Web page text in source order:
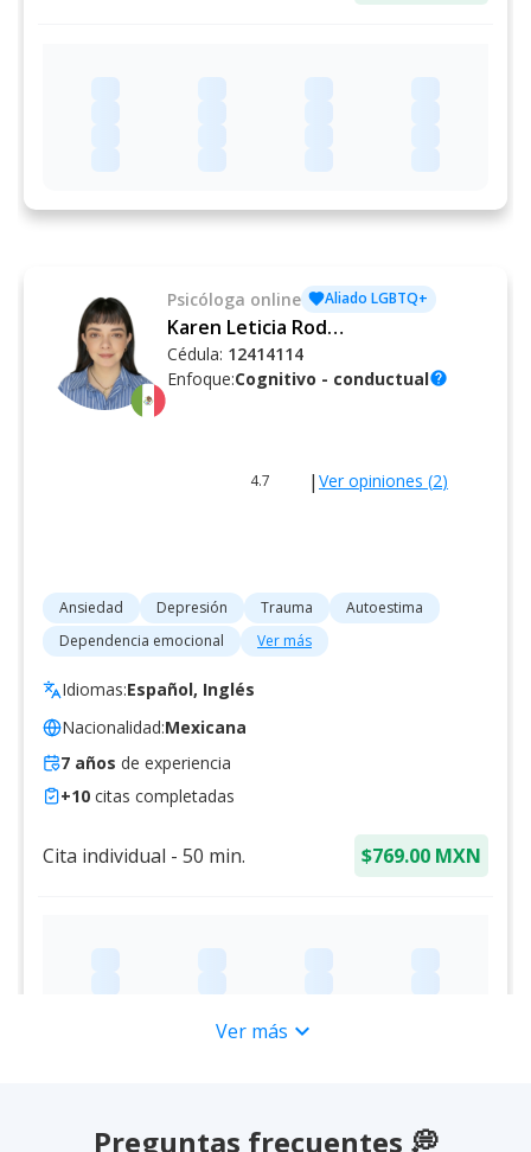
Psicóloga online Aliado LGBTQ+
Karen Leticia Rodríguez Vázquez
Cédula: 12414114
Enfoque:Cognitivo - conductualhelp
4.7 | Ver opiniones (2)
Ansiedad Depresión Trauma
Autoestima
Dependencia emocional
Ver más
Idiomas:Español, Inglés
Nacionalidad:Mexicana
7 años de experiencia
+10 citas completadas
Cita individual - 50 min. $769.00 MXN
Ver más expand_more
Preguntas frecuentes 💭